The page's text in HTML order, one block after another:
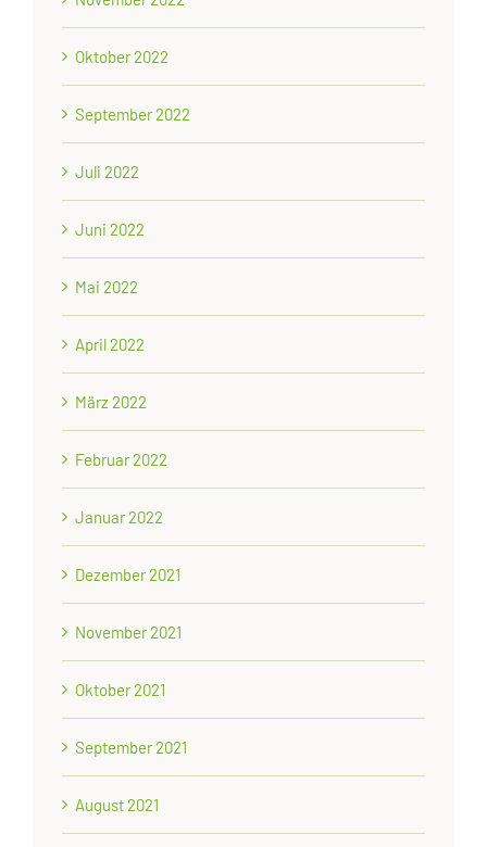
Oktober 2022
September 2022
Juli 2022
Juni 2022
Mai 2022
April 2022
März 2022
Februar 2022
Januar 2022
Dezember 2021
November 2021
Oktober 2021
September 2021
August 2021